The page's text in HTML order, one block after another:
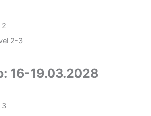
2
2-3
3
16-19.03.2028